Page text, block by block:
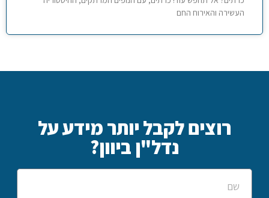
העשירה והאירוח החם
רוצים לקבל יותר מידע על
נדל"ן ביוון?